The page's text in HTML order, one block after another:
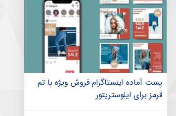
پست آماده اینستاگرام فروش ویژه با تم
قرمز برای ایلوستریتور